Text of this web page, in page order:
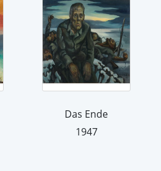
Das Ende
1947